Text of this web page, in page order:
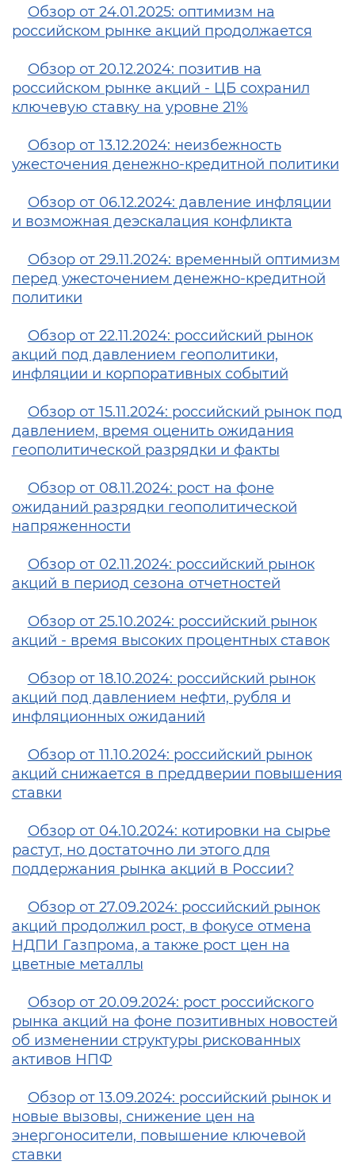
Обзор от 24.01.2025: оптимизм на
российском рынке акций продолжается
Обзор от 20.12.2024: позитив на
российском рынке акций - ЦБ сохранил
ключевую ставку на уровне 21%
Обзор от 13.12.2024: неизбежность
ужесточения денежно-кредитной политики
Обзор от 06.12.2024: давление инфляции
и возможная деэскалация конфликта
Обзор от 29.11.2024: временный оптимизм
перед ужесточением денежно-кредитной
политики
Обзор от 22.11.2024: российский рынок
акций под давлением геополитики,
инфляции и корпоративных событий
Обзор от 15.11.2024: российский рынок под
давлением, время оценить ожидания
геополитической разрядки и факты
Обзор от 08.11.2024: рост на фоне
ожиданий разрядки геополитической
напряженности
Обзор от 02.11.2024: российский рынок
акций в период сезона отчетностей
Обзор от 25.10.2024: российский рынок
акций - время высоких процентных ставок
Обзор от 18.10.2024: российский рынок
акций под давлением нефти, рубля и
инфляционных ожиданий
Обзор от 11.10.2024: российский рынок
акций снижается в преддверии повышения
ставки
Обзор от 04.10.2024: котировки на сырье
растут, но достаточно ли этого для
поддержания рынка акций в России?
Обзор от 27.09.2024: российский рынок
акций продолжил рост, в фокусе отмена
НДПИ Газпрома, а также рост цен на
цветные металлы
Обзор от 20.09.2024: рост российского
рынка акций на фоне позитивных новостей
об изменении структуры рискованных
активов НПФ
Обзор от 13.09.2024: российский рынок и
новые вызовы, снижение цен на
энергоносители, повышение ключевой
ставки